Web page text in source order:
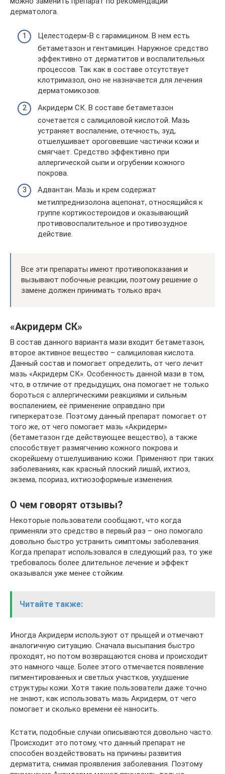
дерматолога.
Целестодерм-В с гарамицином. В нем есть
бетаметазон и гентамицин. Наружное средство
эффективно от дерматитов и воспалительных
процессов. Так как в составе отсутствует
клотримазол, оно не назначается для лечения
дерматомикозов.
Акридерм СК. В составе бетаметазон
сочетается с салициловой кислотой. Мазь
устраняет воспаление, отечность, зуд,
отшелушивает ороговевшие частички кожи и
смягчает. Средство эффективно при
аллергической сыпи и огрубении кожного
покрова.
Адвантан. Мазь и крем содержат
метилпреднизолона ацепонат, относящийся к
группе кортикостероидов и оказывающий
противовоспалительное и противозудное
действие.
Все эти препараты имеют противопоказания и
вызывают побочные реакции, поэтому решение о
замене должен принимать только врач.
«Акридерм СК»
В состав данного варианта мази входит бетаметазон,
второе активное вещество – салициловая кислота.
Данный состав и помогает определить, от чего лечит
мазь «Акридерм СК». Особенность данной мази в том,
что, в отличие от предыдущих, она помогает не только
бороться с аллергическими реакциями и сильным
воспалением, её применение оправдано при
гиперкератозе. Поэтому данный препарат помогает от
того же, от чего помогает мазь «Акридерм»
(бетаметазон где действующее вещество), а также
способствует размягчению кожного покрова и
скорейшему отшелушиванию кожи. Применяют при таких
заболеваниях, как красный плоский лишай, ихтиоз,
экзема, псориаз, ихтиозоформные изменения.
О чем говорят отзывы?
Некоторые пользователи сообщают, что когда
применяли это средство в первый раз – оно помогало
довольно быстро устранить симптомы заболевания.
Когда препарат использовался в следующий раз, то уже
требовалось более длительное лечение и эффект
оказывался уже менее стойким.
Читайте также:
Иногда Акридерм используют от прыщей и отмечают
аналогичную ситуацию. Сначала высыпания быстро
проходят, но потом возвращаются снова и происходит
это намного чаще. Более этого отмечается появление
пигментированных и светлых участков, ухудшение
структуры кожи. Хотя такие пользователи даже точно
не знают, как использовать мазь Акридерм, от чего
помогает и сколько времени её наносить.
Кстати, подобные случаи описываются довольно часто.
Происходит это потому, что данный препарат не
способен воздействовать на причины развития
дерматита, снимая проявления заболевания. Поэтому